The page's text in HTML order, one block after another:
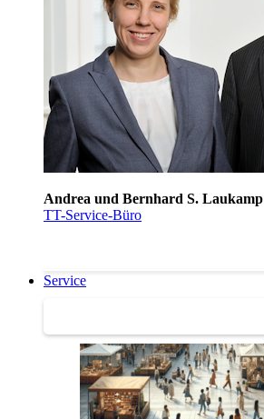
Andrea und Bernhard S. Laukamp
TT-Service-Büro
Service